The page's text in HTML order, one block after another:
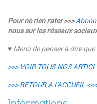
Pour ne rien rater >>>
nous sur les réseaux
♥ Merci de penser à dire
>>> VOIR TOUS NOS
>>> RETOUR A l'ACCUEIL <<<